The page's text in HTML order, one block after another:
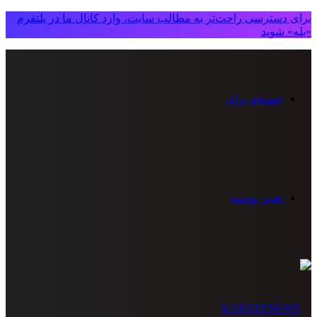
برای دسترسی راحت‌تر به مطالب سایت، وارد کانال ما در پلتفرم
«بله» شوید
جستجو برای
تغییر پوسته